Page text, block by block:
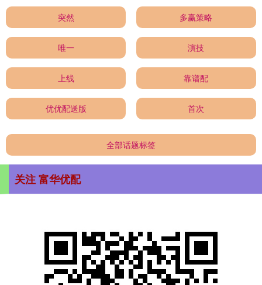
突然 多赢策略
唯一 演技
上线 靠谱配
优优配送版 首次
全部话题标签
关注 富华优配